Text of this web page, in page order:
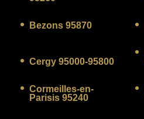
Bezons 95870
Cergy 95000-95800
Cormeilles-en-
Parisis 95240